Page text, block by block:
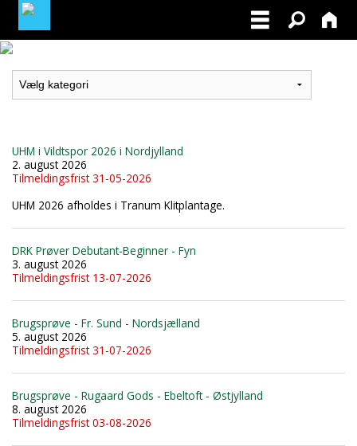
LOGIN / PROFIL
UHM i Vildtspor 2026 i Nordjylland
2. august 2026
Tilmeldingsfrist 31-05-2026
UHM 2026 afholdes i Tranum Klitplantage.
DRK Prøver Debutant-Beginner - Fyn
3. august 2026
Tilmeldingsfrist 13-07-2026
Brugsprøve - Fr. Sund - Nordsjælland
5. august 2026
Tilmeldingsfrist 31-07-2026
Brugsprøve - Rugaard Gods - Ebeltoft - Østjylland
8. august 2026
Tilmeldingsfrist 03-08-2026